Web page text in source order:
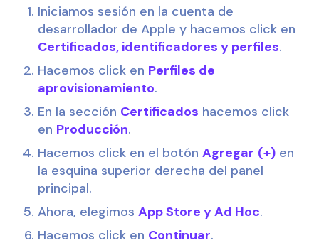
Iniciamos sesión en la cuenta de
desarrollador de Apple y hacemos click en
Certificados, identificadores y perfiles.
Hacemos click en Perfiles de
aprovisionamiento.
En la sección Certificados hacemos click
en Producción.
Hacemos click en el botón Agregar (+) en
la esquina superior derecha del panel
principal.
Ahora, elegimos App Store y Ad Hoc.
Hacemos click en Continuar.